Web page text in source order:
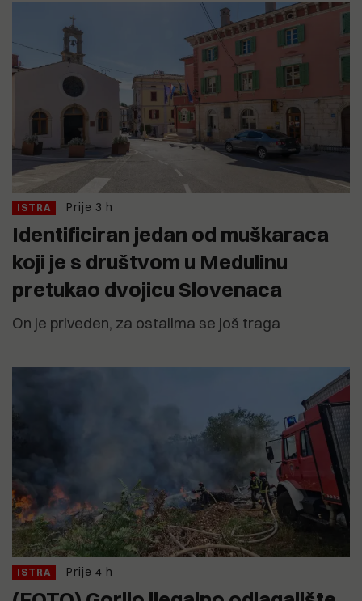
ISTRA Prije 3 h
Identificiran jedan od muškaraca
koji je s društvom u Medulinu
pretukao dvojicu Slovenaca
On je priveden, za ostalima se još traga
ISTRA Prije 4 h